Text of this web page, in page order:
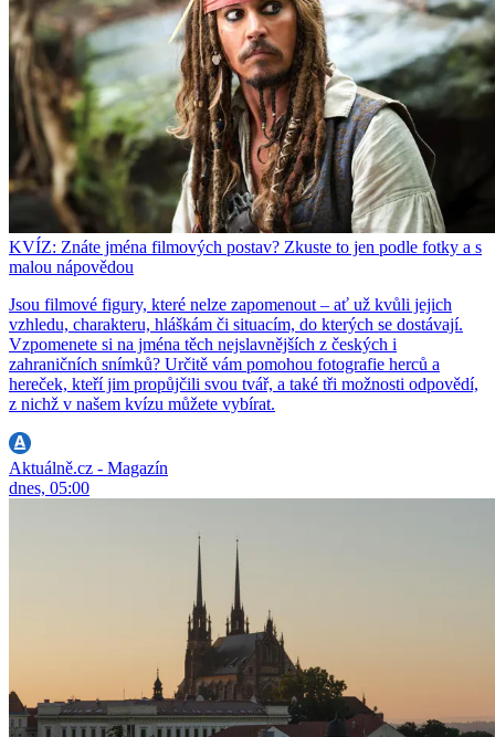
KVÍZ: Znáte jména filmových postav? Zkuste to jen podle fotky a s
malou nápovědou
Jsou filmové figury, které nelze zapomenout – ať už kvůli jejich
vzhledu, charakteru, hláškám či situacím, do kterých se dostávají.
Vzpomenete si na jména těch nejslavnějších z českých i
zahraničních snímků? Určitě vám pomohou fotografie herců a
hereček, kteří jim propůjčili svou tvář, a také tři možnosti odpovědí,
z nichž v našem kvízu můžete vybírat.
Aktuálně.cz - Magazín
dnes, 05:00